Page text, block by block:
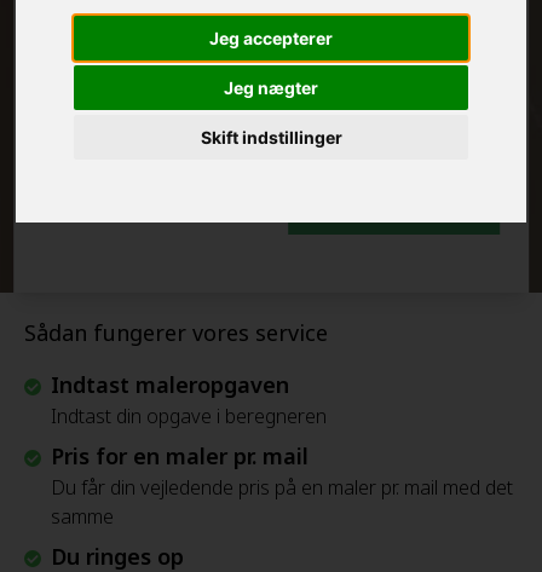
Jeg accepterer
Jeg nægter
Skift indstillinger
Sådan fungerer vores service
Indtast maleropgaven
Indtast din opgave i beregneren
Pris for en maler pr. mail
Du får din vejledende pris på en maler pr. mail med det
samme
Du ringes op
FRAFLYTNINGSPAKKE: